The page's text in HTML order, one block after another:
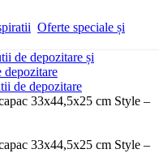
Oferte speciale și
de depozitare și
depozitare
de depozitare